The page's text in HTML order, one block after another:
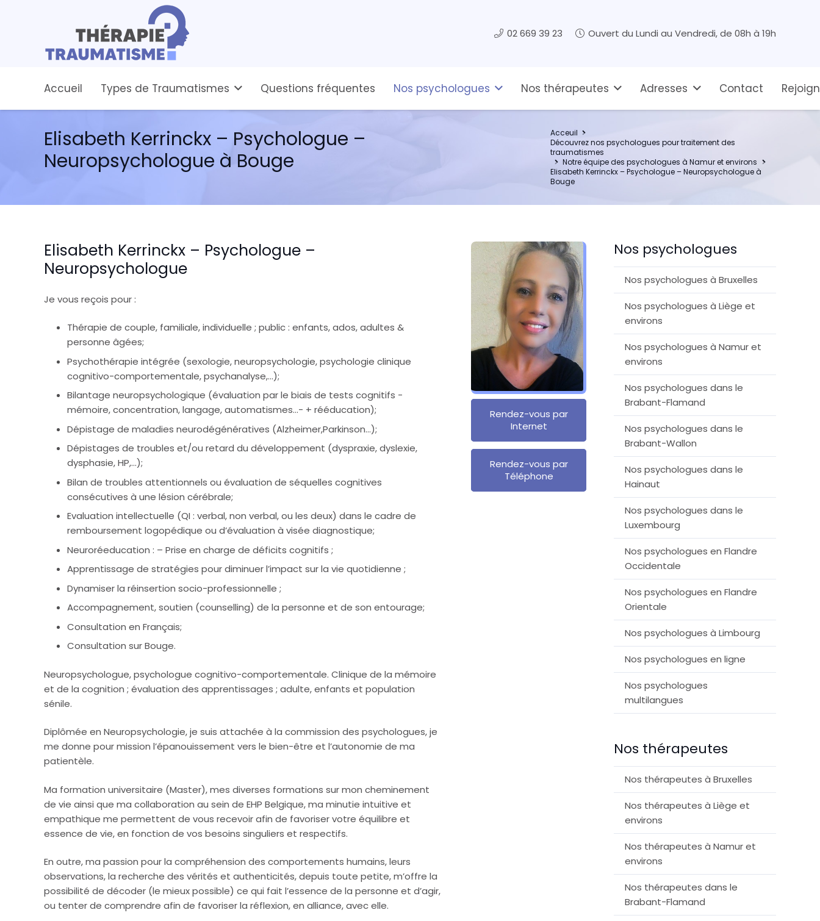
02 669 39 23 Ouvert du Lundi au Vendredi, de 08h à 19h
Accueil Types de Traumatismes Questions fréquentes Nos psychologues Nos thérapeutes Adresses Contact
Elisabeth Kerrinckx – Psychologue –
Neuropsychologue à Bouge
Acceuil
Découvrez nos psychologues pour traitement des
traumatismes
Notre équipe des psychologues à Namur et environs
Elisabeth Kerrinckx – Psychologue – Neuropsychologue à
Bouge
Elisabeth Kerrinckx – Psychologue –
Neuropsychologue
Je vous reçois pour :
Thérapie de couple, familiale, individuelle ; public : enfants, ados, adultes &
personne âgées;
Psychothérapie intégrée (sexologie, neuropsychologie, psychologie clinique
cognitivo-comportementale, psychanalyse,…);
Bilantage neuropsychologique (évaluation par le biais de tests cognitifs -
mémoire, concentration, langage, automatismes…- + rééducation);
Dépistage de maladies neurodégénératives (Alzheimer,Parkinson…);
Dépistages de troubles et/ou retard du développement (dyspraxie, dyslexie,
dysphasie, HP,…);
Bilan de troubles attentionnels ou évaluation de séquelles cognitives
consécutives à une lésion cérébrale;
Evaluation intellectuelle (QI : verbal, non verbal, ou les deux) dans le cadre de
remboursement logopédique ou d’évaluation à visée diagnostique;
Neuroréeducation : – Prise en charge de déficits cognitifs ;
Apprentissage de stratégies pour diminuer l’impact sur la vie quotidienne ;
Dynamiser la réinsertion socio-professionnelle ;
Accompagnement, soutien (counselling) de la personne et de son entourage;
Consultation en Français;
Consultation sur Bouge.
Neuropsychologue, psychologue cognitivo-comportementale. Clinique de la mémoire
et de la cognition ; évaluation des apprentissages ; adulte, enfants et population
sénile.
Diplômée en Neuropsychologie, je suis attachée à la commission des psychologues, je
me donne pour mission l’épanouissement vers le bien-être et l’autonomie de ma
patientèle.
Ma formation universitaire (Master), mes diverses formations sur mon cheminement
de vie ainsi que ma collaboration au sein de EHP Belgique, ma minutie intuitive et
empathique me permettent de vous recevoir afin de favoriser votre équilibre et
essence de vie, en fonction de vos besoins singuliers et respectifs.
En outre, ma passion pour la compréhension des comportements humains, leurs
observations, la recherche des vérités et authenticités, depuis toute petite, m’offre la
possibilité de décoder (le mieux possible) ce qui fait l’essence de la personne et d’agir,
ou tenter de comprendre afin de favoriser la réflexion, en alliance, avec elle.
Rendez-vous par
Internet
Rendez-vous par
Téléphone
Nos psychologues
Nos psychologues à Bruxelles
Nos psychologues à Liège et
environs
Nos psychologues à Namur et
environs
Nos psychologues dans le
Brabant-Flamand
Nos psychologues dans le
Brabant-Wallon
Nos psychologues dans le
Hainaut
Nos psychologues dans le
Luxembourg
Nos psychologues en Flandre
Occidentale
Nos psychologues en Flandre
Orientale
Nos psychologues à Limbourg
Nos psychologues en ligne
Nos psychologues
multilangues
Nos thérapeutes
Nos thérapeutes à Bruxelles
Nos thérapeutes à Liège et
environs
Nos thérapeutes à Namur et
environs
Nos thérapeutes dans le
Brabant-Flamand